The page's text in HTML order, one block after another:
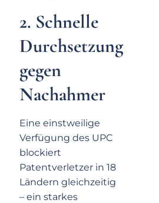
2. Schnelle
Durchsetzung
gegen
Nachahmer
Eine einstweilige
Verfügung des UPC
blockiert
Patentverletzer in 18
Ländern gleichzeitig
– ein starkes